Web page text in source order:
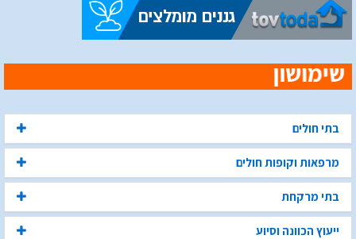
בתי חולים
מרפאות וקופות חולים
בתי מרקחת
ייעוץ הכוונה וסיוע